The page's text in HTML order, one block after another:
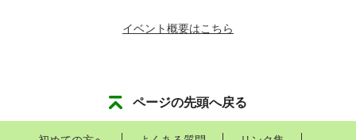
イベント概要はこちら
ページの先頭へ戻る